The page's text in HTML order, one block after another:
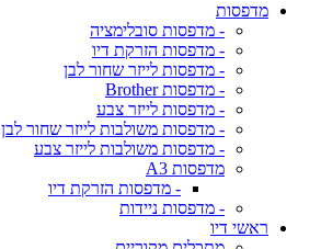
מדפסות
- מדפסות סובלימציה
- מדפסות הזרקת דיו
- מדפסות לייזר שחור לבן
- מדפסות Brother
- מדפסות לייזר צבע
- מדפסות משולבות לייזר שחור לבן
- מדפסות משולבות לייזר צבע
מדפסות A3
- מדפסות הזרקת דיו
- מדפסות ניידות
ראשי דיו